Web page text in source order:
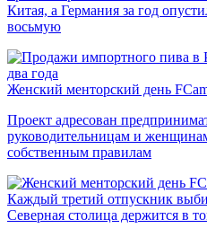
Китая, а Германия за год
восьмую
Женский менторский день
Проект адресован
руководительницам и
собственным правилам
Каждый третий отпускник
Северная столица держится в